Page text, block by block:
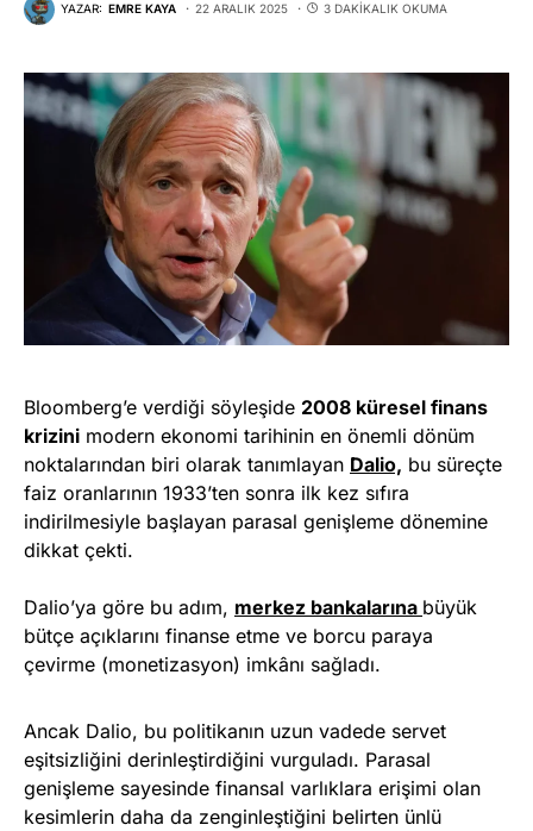
YAZAR: EMRE KAYA 22 ARALIK 2025 3 DAKIKALIK OKUMA
Bloomberg’e verdiği söyleşide 2008 küresel finans
krizini modern ekonomi tarihinin en önemli dönüm
noktalarından biri olarak tanımlayan Dalio, bu süreçte
faiz oranlarının 1933’ten sonra ilk kez sıfıra
indirilmesiyle başlayan parasal genişleme dönemine
dikkat çekti.
Dalio’ya göre bu adım, merkez bankalarına büyük
bütçe açıklarını finanse etme ve borcu paraya
çevirme (monetizasyon) imkânı sağladı.
Ancak Dalio, bu politikanın uzun vadede servet
eşitsizliğini derinleştirdiğini vurguladı. Parasal
genişleme sayesinde finansal varlıklara erişimi olan
kesimlerin daha da zenginleştiğini belirten ünlü